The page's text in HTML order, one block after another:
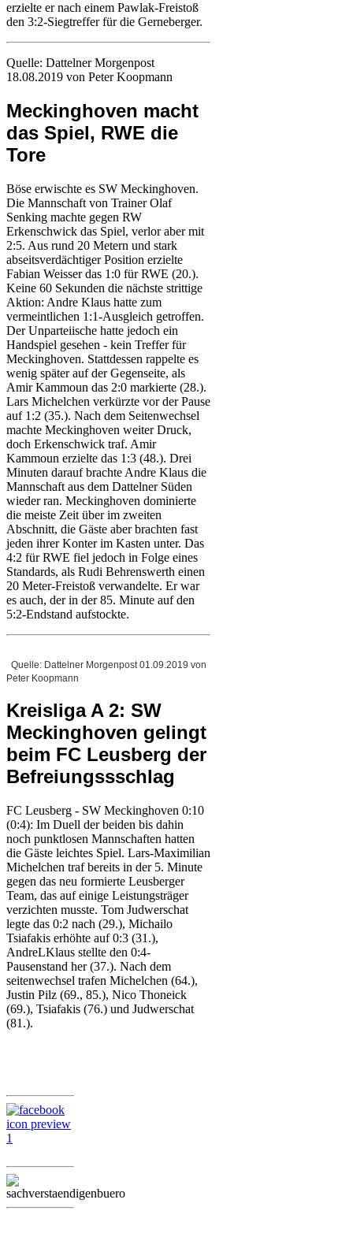
erzielte er nach einem Pawlak-Freistoß
den 3:2-Siegtreffer für die Gerneberger.
Quelle: Dattelner Morgenpost
18.08.2019 von Peter Koopmann
Meckinghoven macht
das Spiel, RWE die
Tore
Böse erwischte es SW Meckinghoven.
Die Mannschaft von Trainer Olaf
Senking machte gegen RW
Erkenschwick das Spiel, verlor aber mit
2:5. Aus rund 20 Metern und stark
abseitsverdächtiger Position erzielte
Fabian Weisser das 1:0 für RWE (20.).
Keine 60 Sekunden die nächste strittige
Aktion: Andre Klaus hatte zum
vermeintlichen 1:1-Ausgleich getroffen.
Der Unparteiische hatte jedoch ein
Handspiel gesehen - kein Treffer für
Meckinghoven. Stattdessen rappelte es
wenig später auf der Gegenseite, als
Amir Kammoun das 2:0 markierte (28.).
Lars Michelchen verkürzte vor der Pause
auf 1:2 (35.). Nach dem Seitenwechsel
machte Meckinghoven weiter Druck,
doch Erkenschwick traf. Amir
Kammoun erzielte das 1:3 (48.). Drei
Minuten darauf brachte Andre Klaus die
Mannschaft aus dem Dattelner Süden
wieder ran. Meckinghoven dominierte
die meiste Zeit über im zweiten
Abschnitt, die Gäste aber brachten fast
jeden ihrer Konter im Kasten unter. Das
4:2 für RWE fiel jedoch in Folge eines
Standards, als Rudi Behrenswerth einen
20 Meter-Freistoß verwandelte. Er war
es auch, der in der 85. Minute auf den
5:2-Endstand aufstockte.
Quelle: Dattelner Morgenpost 01.09.2019 von
Peter Koopmann
Kreisliga A 2: SW
Meckinghoven gelingt
beim FC Leusberg der
Befreiungssschlag
FC Leusberg - SW Meckinghoven 0:10
(0:4): Im Duell der beiden bis dahin
noch punktlosen Mannschaften hatten
die Gäste leichtes Spiel. Lars-Maximilian
Michelchen traf bereits in der 5. Minute
gegen das neu formierte Leusberger
Team, das auf einige Leistungsträger
verzichten musste. Tom Judwerschat
legte das 0:2 nach (29.), Michailo
Tsiafakis erhöhte auf 0:3 (31.),
AndreLKlaus stellte den 0:4-
Pausenstand her (37.). Nach dem
seitenwechsel trafen Michelchen (64.),
Justin Pilz (69., 85.), Nico Thoneick
(69.), Tsiafakis (76.) und Judwerschat
(81.).